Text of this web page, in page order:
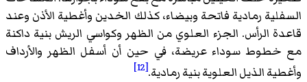
السفلية رمادية فاتحة وبيضاء، كذلك الخدين وأغطية الأذن وعند
قاعدة الرأس. الجزء العلوي من الظهر وكواسي الريش بنية داكنة
مع خطوط سوداء عريضة، في حين أن أسفل الظهر والأرداف
وأغطية الذيل العلوية بنية رمادية.[12]